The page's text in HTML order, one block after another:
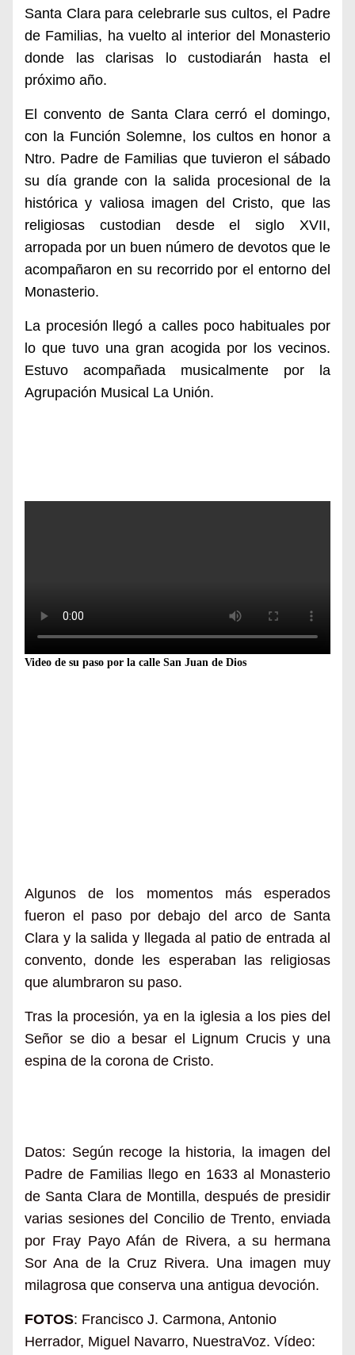
Santa Clara para celebrarle sus cultos, el Padre
de Familias, ha vuelto al interior del Monasterio
donde las clarisas lo custodiarán hasta el
próximo año.
El convento de Santa Clara cerró el domingo,
con la Función Solemne, los cultos en honor a
Ntro. Padre de Familias que tuvieron el sábado
su día grande con la salida procesional de la
histórica y valiosa imagen del Cristo, que las
religiosas custodian desde el siglo XVII,
arropada por un buen número de devotos que le
acompañaron en su recorrido por el entorno del
Monasterio.
La procesión llegó a calles poco habituales por
lo que tuvo una gran acogida por los vecinos.
Estuvo acompañada musicalmente por la
Agrupación Musical La Unión.
Video de su paso por la calle San Juan de Dios
Algunos de los momentos más esperados
fueron el paso por debajo del arco de Santa
Clara y la salida y llegada al patio de entrada al
convento, donde les esperaban las religiosas
que alumbraron su paso.
Tras la procesión, ya en la iglesia a los pies del
Señor se dio a besar el Lignum Crucis y una
espina de la corona de Cristo.
Datos: Según recoge la historia, la imagen del
Padre de Familias llego en 1633 al Monasterio
de Santa Clara de Montilla, después de presidir
varias sesiones del Concilio de Trento, enviada
por Fray Payo Afán de Rivera, a su hermana
Sor Ana de la Cruz Rivera. Una imagen muy
milagrosa que conserva una antigua devoción.
FOTOS: Francisco J. Carmona, Antonio
Herrador, Miguel Navarro, NuestraVoz. Vídeo: